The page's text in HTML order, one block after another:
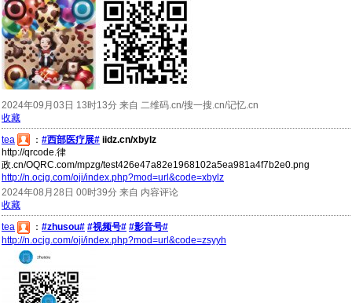
2024年09月03日 13时13分 来自 二维码.cn/搜一搜.cn/记忆.cn
收藏
tea
： #西部医疗展# iidz.cn/xbylz
http://qrcode.律
政.cn/OQRC.com/mpzg/test426e47a82e1968102a5ea981a4f7b2e0.png
http://n.ocjg.com/oji/index.php?mod=url&code=xbylz
2024年08月28日 00时39分 来自 内容评论
收藏
tea
： #zhusou# #视频号# #影音号#
http://n.ocjg.com/oji/index.php?mod=url&code=zsyyh